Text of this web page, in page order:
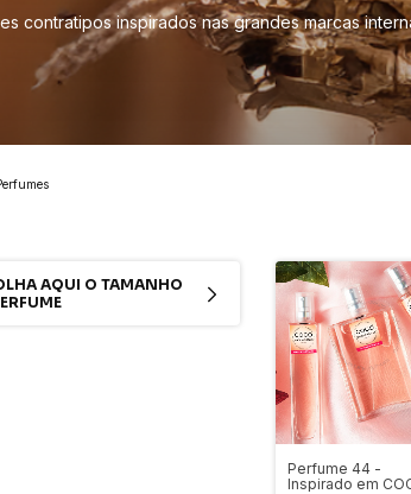
contratipos inspirados nas grandes marcas
AQUI O TAMANHO
Perfume 44 -
Inspirado em